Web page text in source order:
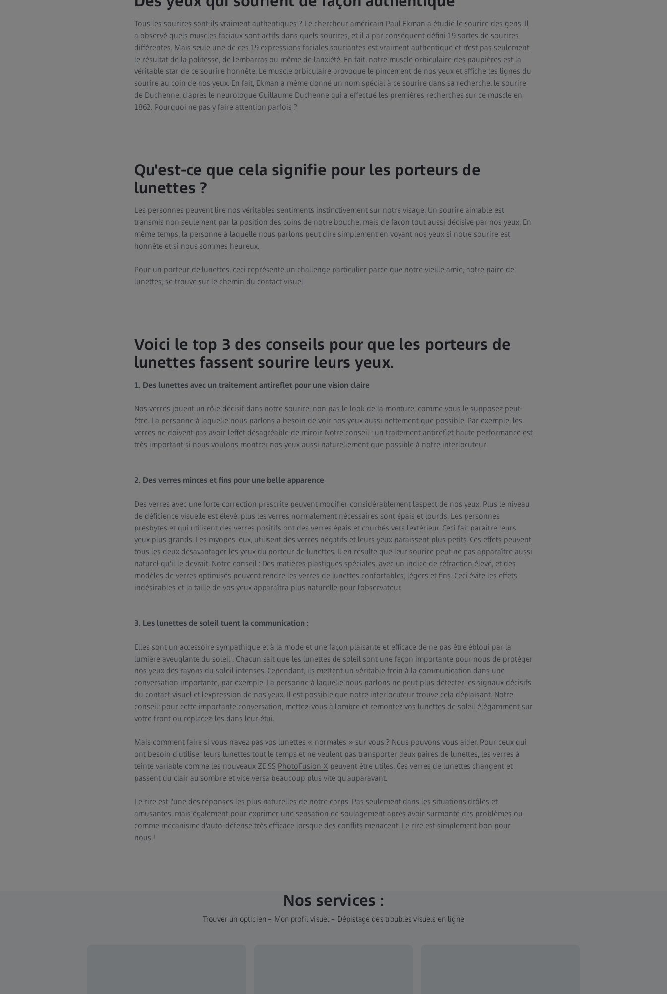
Tous les sourires sont-ils vraiment authentiques ? Le chercheur américain Paul Ekman a étudié le sourire des gens. Il
a observé quels muscles faciaux sont actifs dans quels sourires, et il a par conséquent défini 19 sortes de sourires
différentes. Mais seule une de ces 19 expressions faciales souriantes est vraiment authentique et n'est pas seulement
le résultat de la politesse, de l'embarras ou même de l'anxiété. En fait, notre muscle orbiculaire des paupières est la
véritable star de ce sourire honnête. Le muscle orbiculaire provoque le pincement de nos yeux et affiche les lignes du
sourire au coin de nos yeux. En fait, Ekman a même donné un nom spécial à ce sourire dans sa recherche: le sourire
de Duchenne, d'après le neurologue Guillaume Duchenne qui a effectué les premières recherches sur ce muscle en
1862. Pourquoi ne pas y faire attention parfois ?
Qu'est-ce que cela signifie pour les porteurs de
lunettes ?
Les personnes peuvent lire nos véritables sentiments instinctivement sur notre visage. Un sourire aimable est
transmis non seulement par la position des coins de notre bouche, mais de façon tout aussi décisive par nos yeux. En
même temps, la personne à laquelle nous parlons peut dire simplement en voyant nos yeux si notre sourire est
honnête et si nous sommes heureux.
Pour un porteur de lunettes, ceci représente un challenge particulier parce que notre vieille amie, notre paire de
lunettes, se trouve sur le chemin du contact visuel.
Voici le top 3 des conseils pour que les porteurs de
lunettes fassent sourire leurs yeux.
1. Des lunettes avec un traitement antireflet pour une vision claire
Nos verres jouent un rôle décisif dans notre sourire, non pas le look de la monture, comme vous le supposez peut-
être. La personne à laquelle nous parlons a besoin de voir nos yeux aussi nettement que possible. Par exemple, les
verres ne doivent pas avoir l'effet désagréable de miroir. Notre conseil : un traitement antireflet haute performance est
très important si nous voulons montrer nos yeux aussi naturellement que possible à notre interlocuteur.
2. Des verres minces et fins pour une belle apparence
Des verres avec une forte correction prescrite peuvent modifier considérablement l'aspect de nos yeux. Plus le niveau
de déficience visuelle est élevé, plus les verres normalement nécessaires sont épais et lourds. Les personnes
presbytes et qui utilisent des verres positifs ont des verres épais et courbés vers l'extérieur. Ceci fait paraître leurs
yeux plus grands. Les myopes, eux, utilisent des verres négatifs et leurs yeux paraissent plus petits. Ces effets peuvent
tous les deux désavantager les yeux du porteur de lunettes. Il en résulte que leur sourire peut ne pas apparaître aussi
naturel qu'il le devrait. Notre conseil : Des matières plastiques spéciales, avec un indice de réfraction élevé, et des
modèles de verres optimisés peuvent rendre les verres de lunettes confortables, légers et fins. Ceci évite les effets
indésirables et la taille de vos yeux apparaîtra plus naturelle pour l'observateur.
3. Les lunettes de soleil tuent la communication :
Elles sont un accessoire sympathique et à la mode et une façon plaisante et efficace de ne pas être ébloui par la
lumière aveuglante du soleil : Chacun sait que les lunettes de soleil sont une façon importante pour nous de protéger
nos yeux des rayons du soleil intenses. Cependant, ils mettent un véritable frein à la communication dans une
conversation importante, par exemple. La personne à laquelle nous parlons ne peut plus détecter les signaux décisifs
du contact visuel et l'expression de nos yeux. Il est possible que notre interlocuteur trouve cela déplaisant. Notre
conseil: pour cette importante conversation, mettez-vous à l'ombre et remontez vos lunettes de soleil élégamment sur
votre front ou replacez-les dans leur étui.
Mais comment faire si vous n'avez pas vos lunettes « normales » sur vous ? Nous pouvons vous aider. Pour ceux qui
ont besoin d'utiliser leurs lunettes tout le temps et ne veulent pas transporter deux paires de lunettes, les verres à
teinte variable comme les nouveaux ZEISS PhotoFusion X peuvent être utiles. Ces verres de lunettes changent et
passent du clair au sombre et vice versa beaucoup plus vite qu'auparavant.
Le rire est l'une des réponses les plus naturelles de notre corps. Pas seulement dans les situations drôles et
amusantes, mais également pour exprimer une sensation de soulagement après avoir surmonté des problèmes ou
comme mécanisme d'auto-défense très efficace lorsque des conflits menacent. Le rire est simplement bon pour
nous !
Nos services :
Trouver un opticien – Mon profil visuel – Dépistage des troubles visuels en ligne